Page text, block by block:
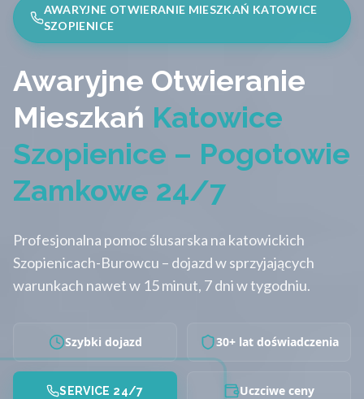
AWARYJNE OTWIERANIE MIESZKAŃ KATOWICE
SZOPIENICE
Awaryjne Otwieranie
Mieszkań Katowice
Szopienice – Pogotowie
Zamkowe 24/7
Profesjonalna pomoc ślusarska na katowickich
Szopienicach-Burowcu – dojazd w sprzyjających
warunkach nawet w 15 minut, 7 dni w tygodniu.
Szybki dojazd 30+ lat doświadczenia
SERVICE 24/7 Uczciwe ceny